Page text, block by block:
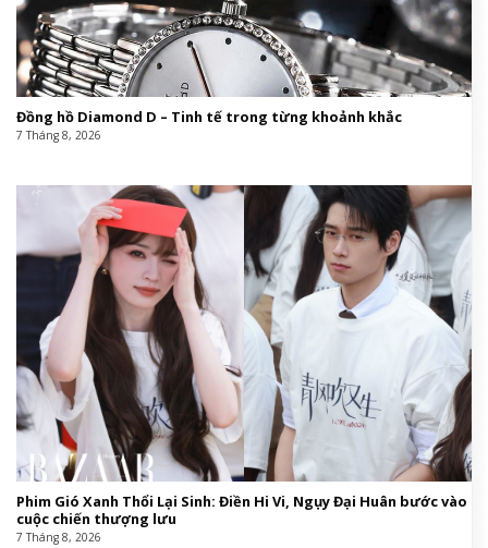
Đồng hồ Diamond D – Tinh tế trong từng khoảnh khắc
7 Tháng 8, 2026
Phim Gió Xanh Thổi Lại Sinh: Điền Hi Vi, Ngụy Đại Huân bước vào
cuộc chiến thượng lưu
7 Tháng 8, 2026